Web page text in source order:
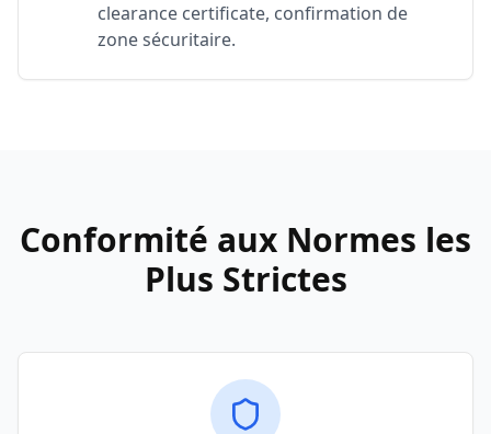
clearance certificate, confirmation de
zone sécuritaire.
Conformité aux Normes les
Plus Strictes